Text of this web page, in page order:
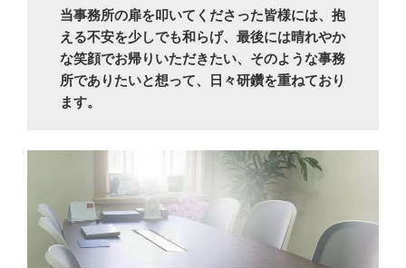
当事務所の扉を叩いてくださった皆様には、抱
える不安を少しでも和らげ、最後には晴れやか
な笑顔でお帰りいただきたい、そのような事務
所でありたいと想って、日々研鑽を重ねており
ます。